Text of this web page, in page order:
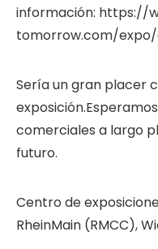
información: https://
tomorrow.com/
Sería un gran placer
comerciales a largo
futuro.
Centro de
RheinMain (RMCC),